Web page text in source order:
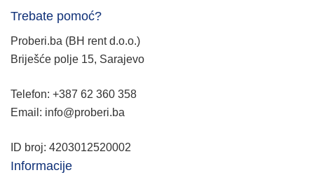
Trebate pomoć?
Proberi.ba (BH rent d.o.o.)
Briješće polje 15, Sarajevo
Telefon: +387 62 360 358
Email: info@proberi.ba
ID broj: 4203012520002
Informacije